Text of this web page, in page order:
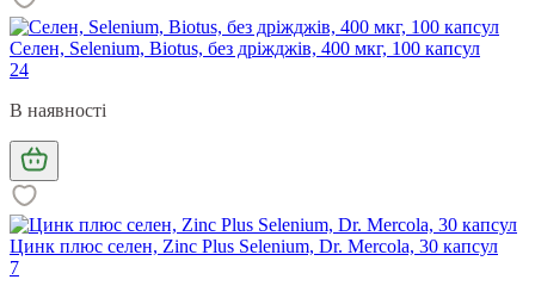
Селен, Selenium, Biotus, без дріжджів, 400 мкг, 100 капсул
24
В наявності
Цинк плюс селен, Zinc Plus Selenium, Dr. Mercola, 30 капсул
7